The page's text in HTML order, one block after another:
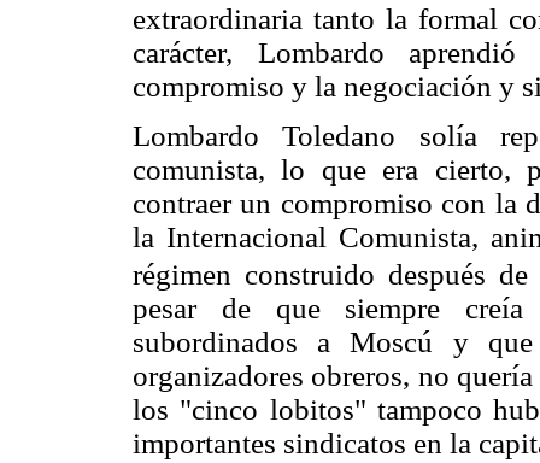
extraordinaria tanto la formal
carácter, Lombardo
compromiso y la negociación y
Lombardo Toledano solía
comunista, lo que era cierto,
contraer un compromiso con la
la Internacional Comunista,
régimen construido después
pesar de que siempre
subordinados a Moscú y
organizadores obreros, no
los "cinco lobitos" tampoco
importantes sindicatos en la